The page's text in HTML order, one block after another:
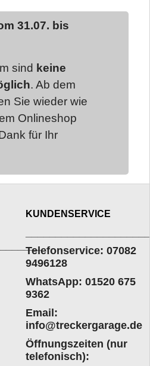
31.07. bis
sind keine
. Ab dem
Sie wieder wie
Onlineshop
für Ihr
KUNDENSERVICE
Telefonservice: 07082
9496128
WhatsApp: 01520 675
9362
Email:
info@treckergarage.de
Öffnungszeiten (nur
telefonisch):